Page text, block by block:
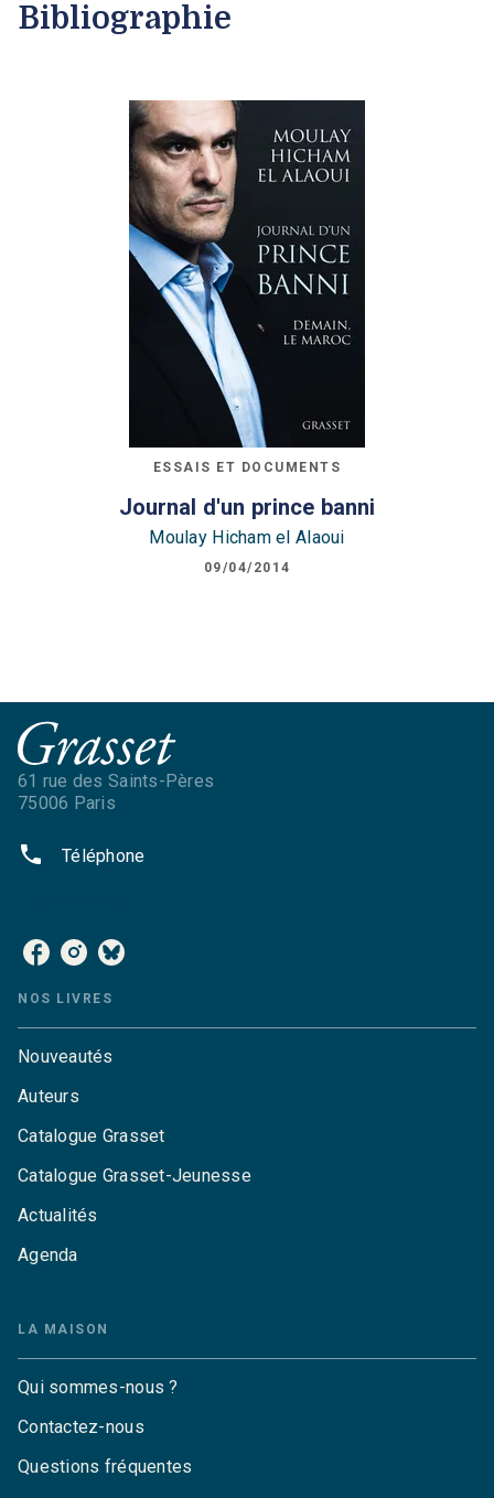
Bibliographie
ESSAIS ET DOCUMENTS
Journal d'un prince banni
Moulay Hicham el Alaoui
09/04/2014
61 rue des Saints-Pères
75006 Paris
phone Téléphone
NOS LIVRES
Nouveautés
Auteurs
Catalogue Grasset
Catalogue Grasset-Jeunesse
Actualités
Agenda
LA MAISON
Qui sommes-nous ?
Contactez-nous
Questions fréquentes